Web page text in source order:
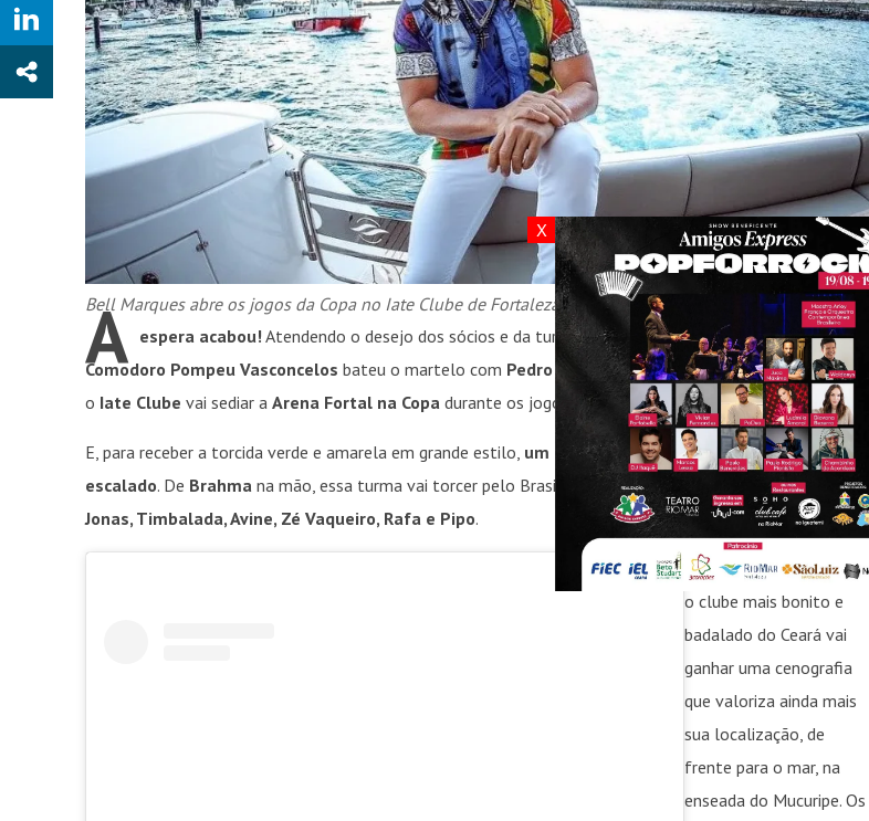
Bell Marques abre os jogos da Copa no Iate Clube de Fortaleza
A espera acabou!Atendendo o desejo dos sócios e da turma que adora diversão com qualidade, o
Comodoro Pompeu Vasconcelos bateu o martelo com Pedro Coelho Neto, diretor da Social Music,e
o Iate Clube vai sediar a Arena Fortal na Copa durante os jogos da Seleção Brasileira no Catar.
E, para receber a torcida verde e amarela em grande estilo, um time de atrações de peso já foi
escalado. De Brahma na mão, essa turma vai torcer pelo Brasil embaladapor Bel Marques, Zé Cantor,
Jonas, Timbalada, Avine, Zé Vaqueiro, Rafa e Pipo.
Como se não bastasse,
o clube mais bonito e
badalado do Ceará vai
ganhar uma cenografia
que valoriza ainda mais
sua localização, de
frente para o mar, na
enseada do Mucuripe. Os
X